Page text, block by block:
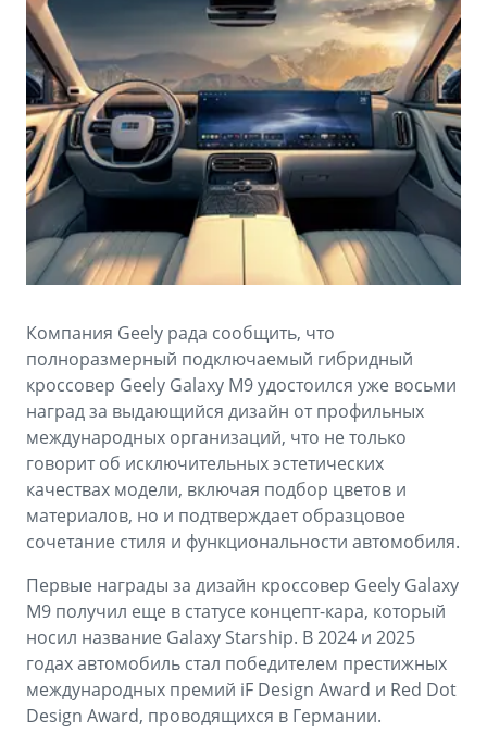
OKAVANGO
от 3 429 990 ₽*
MONJARO
от 4 349 990 ₽*
PREFACE
от 3 079 990 ₽*
GEELY EX5
от 3 769 990 ₽*
Аксессуары
Зарядные устройства
ФИНАНСЫ И УСЛУГИ
Автокредит
Расчет КАСКО
Страхование
Советы по эксплуатации
Спецпредложения
ПОДДЕРЖКА
Помощь на дорогах
Гарантия Geely
Сервисная книжка
Компания Geely рада сообщить, что
полноразмерный подключаемый гибридный
кроссовер Geely Galaxy M9 удостоился уже восьми
наград за выдающийся дизайн от профильных
международных организаций, что не только
говорит об исключительных эстетических
качествах модели, включая подбор цветов и
материалов, но и подтверждает образцовое
сочетание стиля и функциональности автомобиля.
Первые награды за дизайн кроссовер Geely Galaxy
M9 получил еще в статусе концепт-кара, который
носил название Galaxy Starship. В 2024 и 2025
годах автомобиль стал победителем престижных
международных премий iF Design Award и Red Dot
Design Award, проводящихся в Германии.